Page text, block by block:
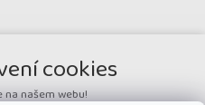
cookies
našem webu!